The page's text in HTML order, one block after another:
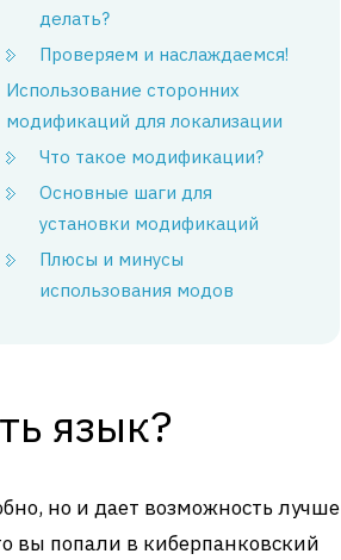
делать?
Проверяем и наслаждаемся!
Использование сторонних
модификаций для локализации
Что такое модификации?
Основные шаги для
установки модификаций
Плюсы и минусы
использования модов
язык?
но и дает возможность лучше
вы попали в киберпанковский